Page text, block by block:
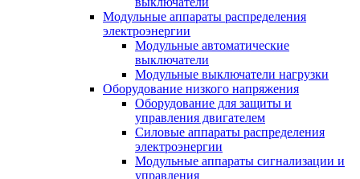
Модульные аппараты распределения
электроэнергии
Модульные автоматические
выключатели
Модульные выключатели нагрузки
Оборудование низкого напряжения
Оборудование для защиты и
управления двигателем
Силовые аппараты распределения
электроэнергии
Модульные аппараты сигнализации и
управления